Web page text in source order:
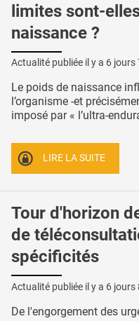
limites sont-
naissance ?
Actualité publiée il y a 6 jours
Le poids de naissance
l’organisme -et
imposé par « l’ultra-
LIRE LA SUITE
Tour d'horizon
de
spécificités
Actualité publiée il y a 6 jours
De l'engorgement des